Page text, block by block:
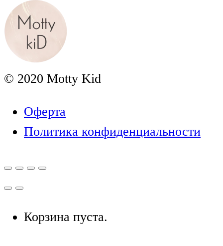
© 2020 Motty Kid
Оферта
Политика конфиденциальности
Корзина пуста.